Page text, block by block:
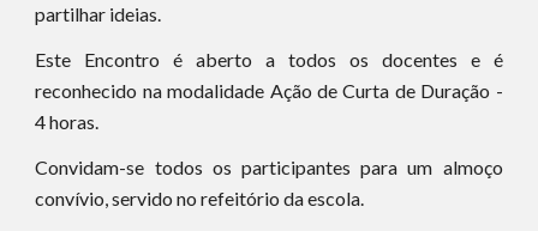
partilhar ideias.
Este Encontro é aberto a todos os docentes e é
reconhecido na modalidade Ação de Curta de Duração -
4 horas.
Convidam-se todos os participantes para um almoço
convívio, servido no refeitório da escola.